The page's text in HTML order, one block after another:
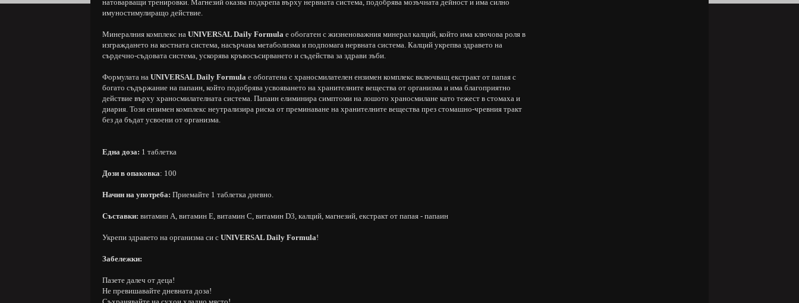
натоварващи тренировки. Магнезий оказва подкрепа върху нервната система, подобрява мозъчната дейност и има силно
имуностимулиращо действие.
Минералния комплекс на UNIVERSAL Daily Formula е обогатен с жизненоважния минерал калций, който има ключова роля в
изграждането на костната система, насърчава метаболизма и подпомага нервната система. Калций укрепва здравето на
сърдечно-съдовата система, ускорява кръвосъсирването и съдейства за здрави зъби.
Формулата на UNIVERSAL Daily Formula е обогатена с храносмилателен ензимен комплекс включващ екстракт от папая с
богато съдържание на папаин, който подобрява усвояването на хранителните вещества от организма и има благоприятно
действие върху храносмилателната система. Папаин елиминира симптоми на лошото храносмилане като тежест в стомаха и
диария. Този ензимен комплекс неутрализира риска от преминаване на хранителните вещества през стомашно-чревния тракт
без да бъдат усвоени от организма.
Една доза: 1 таблетка
Дози в опаковка: 100
Начин на употреба: Приемайте 1 таблетка дневно.
Съставки: витамин А, витамин Е, витамин С, витамин D3, калций, магнезий, екстракт от папая - папаин
Укрепи здравето на организма си с UNIVERSAL Daily Formula!
Забележки:
Пазете далеч от деца!
Не превишавайте дневната доза!